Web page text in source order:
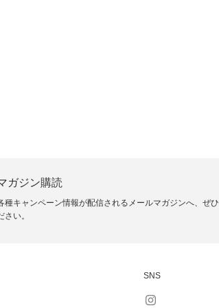
ガジン購読
種キャンペーン情報が配信されるメールマガジンへ、ぜひ
い。
SNS